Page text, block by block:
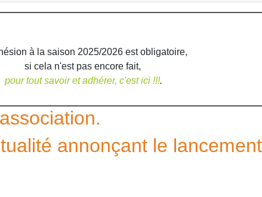
à la saison 2025/2026 est obligatoire,
si cela n'est pas encore fait,
pour tout savoir et adhérer, c'est ici !!!.
annonçant le